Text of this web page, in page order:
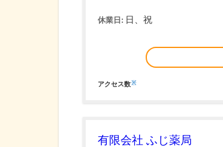
休業日: 日、祝
アクセス数※
有限会社 ふじ薬局